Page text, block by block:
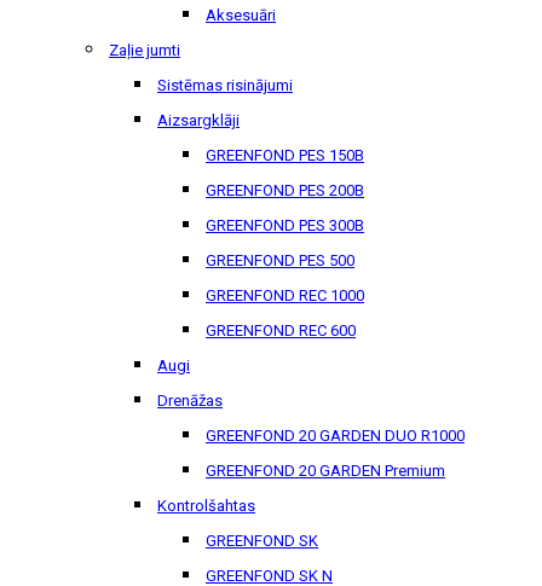
Aksesuāri
Zaļie jumti
Sistēmas risinājumi
Aizsargklāji
GREENFOND PES 150B
GREENFOND PES 200B
GREENFOND PES 300B
GREENFOND PES 500
GREENFOND REC 1000
GREENFOND REC 600
Augi
Drenāžas
GREENFOND 20 GARDEN DUO R1000
GREENFOND 20 GARDEN Premium
Kontrolšahtas
GREENFOND SK
GREENFOND SK N